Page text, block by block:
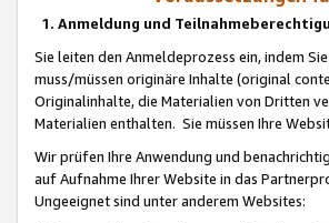
1. Anmeldung und
Sie leiten den Anmeldeprozess ein, indem
muss/müssen originäre Inhalte (original
Originalinhalte, die Materialien von Dritten
Materialien enthalten. Sie müssen Ihre
Wir prüfen Ihre Anwendung und
auf Aufnahme Ihrer Website in das
Ungeeignet sind unter anderem Websites: